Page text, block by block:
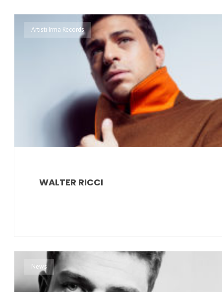
Artisti Irma Records
WALTER RICCI
News